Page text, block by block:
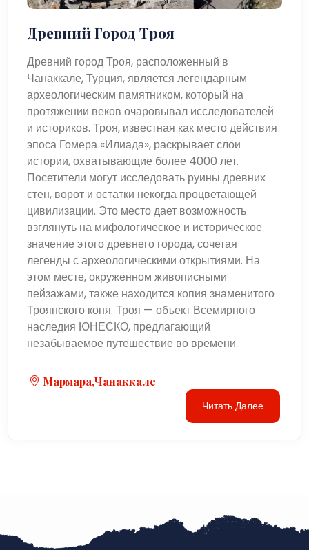
Древний Город Троя
Древний город Троя, расположенный в
Чанаккале, Турция, является легендарным
археологическим памятником, который на
протяжении веков очаровывал исследователей
и историков. Троя, известная как место действия
эпоса Гомера «Илиада», раскрывает слои
истории, охватывающие более 4000 лет.
Посетители могут исследовать руины древних
стен, ворот и остатки некогда процветающей
цивилизации. Это место дает возможность
взглянуть на мифологическое и историческое
значение этого древнего города, сочетая
легенды с археологическими открытиями. На
этом месте, окруженном живописными
пейзажами, также находится копия знаменитого
Троянского коня. Троя — объект Всемирного
наследия ЮНЕСКО, предлагающий
незабываемое путешествие во времени.
Мармара,Чанаккале
Читать Далее